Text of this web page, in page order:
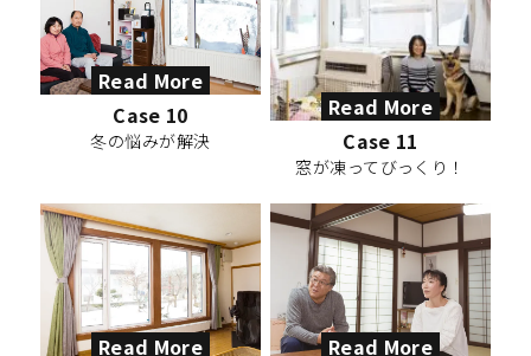
Read More
Case 10
冬の悩みが解決
Read More
Case 11
窓が凍ってびっくり！
Read More
Read More